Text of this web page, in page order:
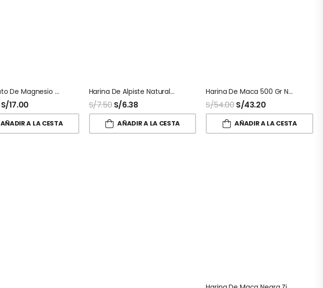
Carbonato De Magnesio Usp Polvo
S/17.00
AÑADIR A LA CESTA
Harina De Alpiste Naturalmaxx
S/7.50 S/6.38
AÑADIR A LA CESTA
Harina De Maca 500 Gr Naturalmaxx
S/54.00S/43.20
AÑADIR A LA CESTA